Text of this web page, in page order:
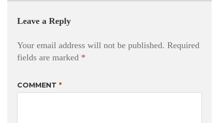
Leave a Reply
Your email address will not be published. Required
fields are marked *
COMMENT *